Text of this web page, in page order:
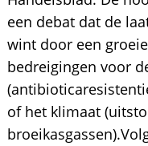
een debat dat de
wint door een
bedreigingen voor
of het klimaat